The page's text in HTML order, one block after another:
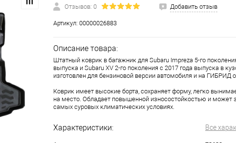
Отзывов: 0 Добавить отзыв
Артикул: 00000026883
Описание товара:
Штатный коврик в багажник для Subaru Impreza 5-го
выпуска и Subaru XV 2-го поколения с 2017 года выпуска в
изготовлен для бензиновой версии автомобиля и на ГИБРИД
Коврик имеет высокие борта, сохраняет форму, легко
на место. Обладает повышенной износостойкостью и может
самых суровых климатических условиях.
Характеристики: Все